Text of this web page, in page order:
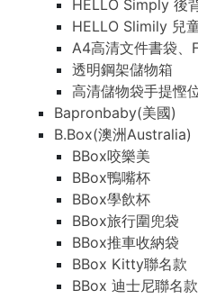
HELLO Simply 後
HELLO Slimily 兒
A4高清文件書袋、
透明鋼架儲物箱
高清儲物袋手提慳
Bapronbaby(美國)
B.Box(澳洲Australia)
BBox咬樂美
BBox鴨嘴杯
BBox學飲杯
BBox旅行圍兜袋
BBox推車收納袋
BBox Kitty聯名款
BBox 迪士尼聯名款